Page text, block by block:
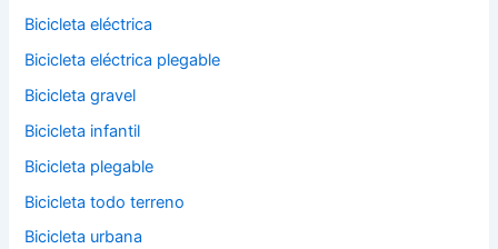
Bicicleta eléctrica
Bicicleta eléctrica plegable
Bicicleta gravel
Bicicleta infantil
Bicicleta plegable
Bicicleta todo terreno
Bicicleta urbana